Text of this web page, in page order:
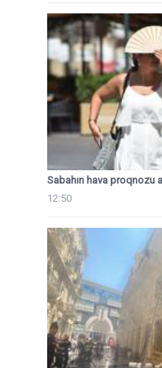
Sabahın hava proqnozu
12:50